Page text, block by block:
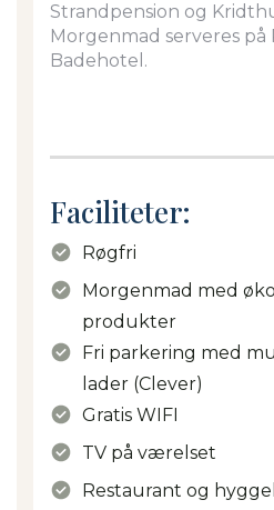
Strandpension og
Morgenmad serveres på
Badehotel.
Faciliteter:
Røgfri
Morgenmad med
produkter
Fri parkering med
lader (Clever)
Gratis WIFI
TV på værelset
Restaurant og